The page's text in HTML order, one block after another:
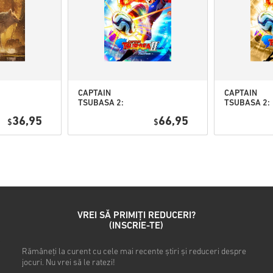
Urmărește ghidul rapid de
• Alege produsul
• Introdu adresa ta de e-mail
• Selectează metoda de
După aceea, vei primi un e-
$36,95
CAPTAIN
TSUBASA 2:
(STEAM) EU
$66,95
CAPTAIN
TSUBASA 2:
Deluxe
VREI SĂ PRIMIȚI REDUCERI?
(INSCRIE-TE)
Rămâneți la curent cu cele mai recente știri și reduceri despre
jocuri. Nu vrei să le ratezi!